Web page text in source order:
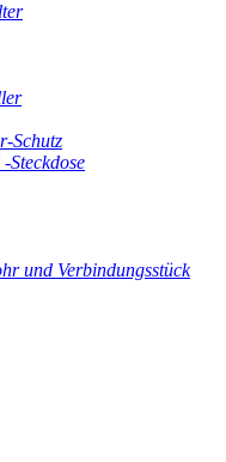
Schutz
Steckdose
und Verbindungsstück